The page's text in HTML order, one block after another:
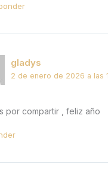
gladys
2 de enero de 2026 a las
por compartir , feliz año